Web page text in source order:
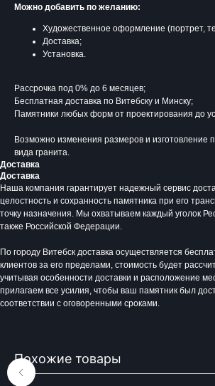
Можно добавить по желанию:
Художественное оформление (портрет,
Доставка;
Установка.
Рассрочка под 0% до 6 месяцев;
Бесплатная доставка по Витебску и Минску;
Памятники любых форм от проектирования до
Возможно изменения размеров и изготовление
вида гранита.
Доставка
Доставка
Наша компания гарантирует надежный сервис
целостность и сохранность памятника при его
точку назначения. Мы охватываем каждый уголок
также Российской Федерации.
По городу Витебск доставка осуществляется
клиентов за его пределами, стоимость будет
учитывая особенности доставки и расположение
прилагаем все усилия, чтобы ваш памятник был
соответствии с оговоренными сроками.
Похожие товары
Телефон (Viber, Wa):+375 (33) 333-80-33
УНП: 391936924
Адрес: г. Витебск, ул. Генерала
Белобородова 4а 1 этаж 108 помещение
Время работы:
Вторник - Суббота:
С 10.00 - 19.00
Понедельник: Выходной
Производство мемориальной продукции
любой сложности без посредников